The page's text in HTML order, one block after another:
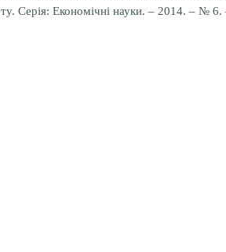
Серія: Економічні науки. – 2014. – №